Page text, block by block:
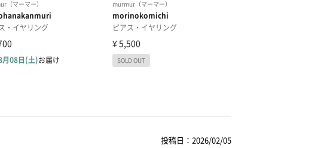
投稿日：2026/02/05